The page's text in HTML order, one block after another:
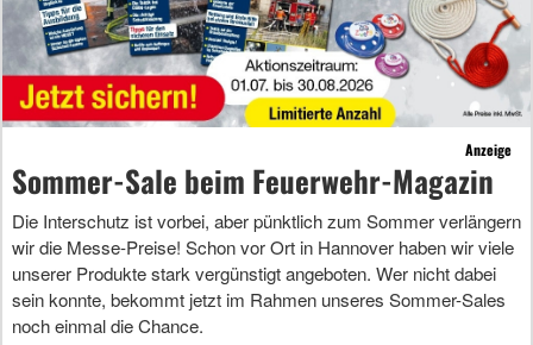
Anzeige
Sommer-Sale beim Feuerwehr-Magazin
Die Interschutz ist vorbei, aber pünktlich zum Sommer verlängern
wir die Messe-Preise! Schon vor Ort in Hannover haben wir viele
unserer Produkte stark vergünstigt angeboten. Wer nicht dabei
sein konnte, bekommt jetzt im Rahmen unseres Sommer-Sales
noch einmal die Chance.